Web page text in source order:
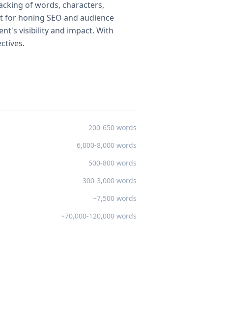
of words, characters,
honing SEO and audience
visibility and impact. With
200-650 words
6,000-8,000 words
500-800 words
300-3,000 words
~7,500 words
~70,000-120,000 words